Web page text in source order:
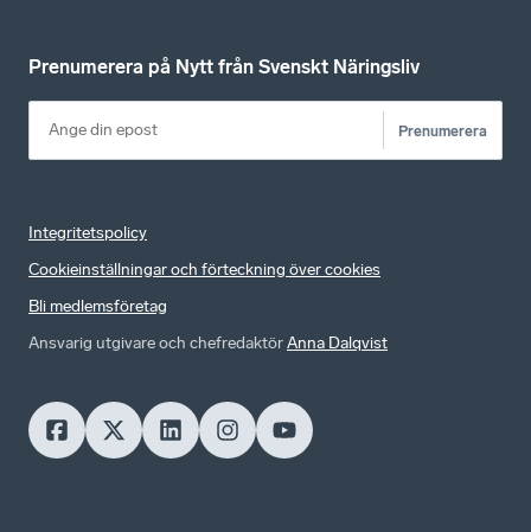
Prenumerera på Nytt från Svenskt Näringsliv
Prenumerera
Integritetspolicy
Cookieinställningar och förteckning över cookies
Bli medlemsföretag
Ansvarig utgivare och chefredaktörAnna Dalqvist